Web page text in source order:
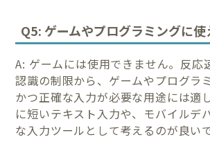
Q5: ゲームやプログラミングに使
A: ゲームには使用できません。反応
認識の制限から、ゲームやプログラ
かつ正確な入力が必要な用途には適
に短いテキスト入力や、モバイルデ
な入力ツールとして考えるのが良い